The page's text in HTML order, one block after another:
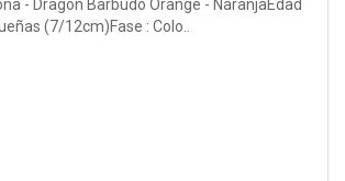
- Dragón Barbudo Orange - NaranjaEdad
(7/12cm)Fase : Colo..